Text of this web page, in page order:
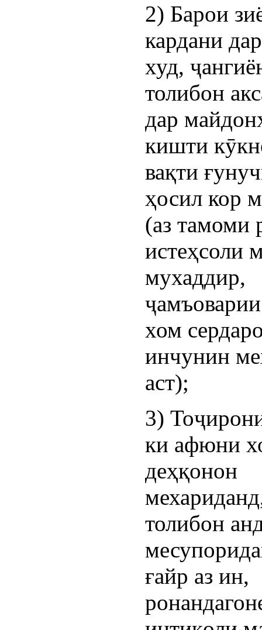
2) Барои
кардани
худ,
толибон
дар
кишти
вақти
ҳосил кор
(аз тамоми
истеҳсоли
мухаддир,
хом
инчунин
аст);
3)
ки афюни
деҳқонон
толибон
ғайр аз ин,